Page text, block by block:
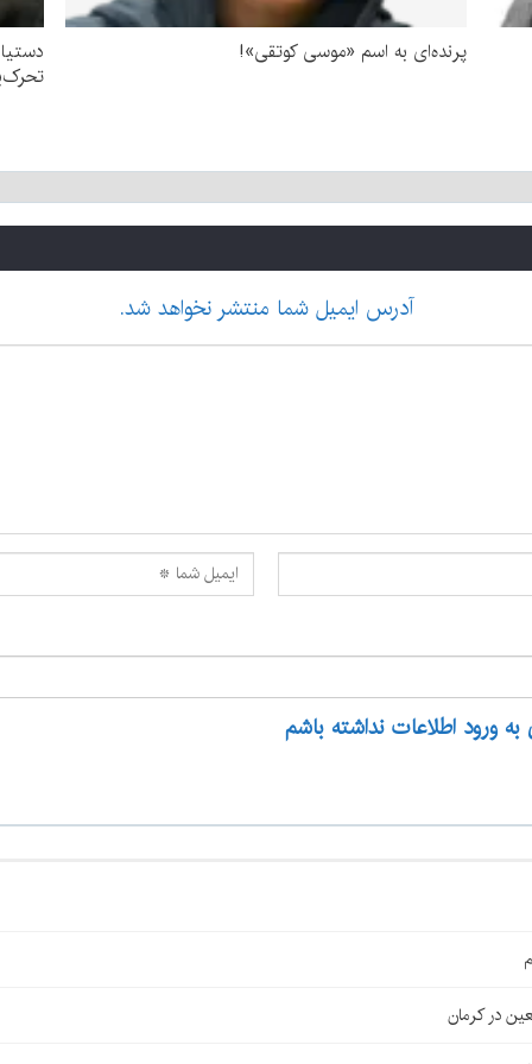
پرنده‌ای به اسم «موسی کوتقی»!
آدرس ایمیل شما منتشر نخواهد شد.
ورود اطلاعات نداشته باشم